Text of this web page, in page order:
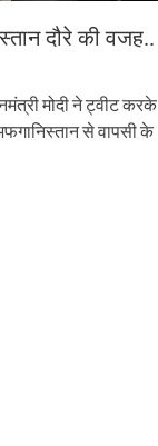
दौरे की वजह..
मोदी ने ट्वीट करके
से वापसी के